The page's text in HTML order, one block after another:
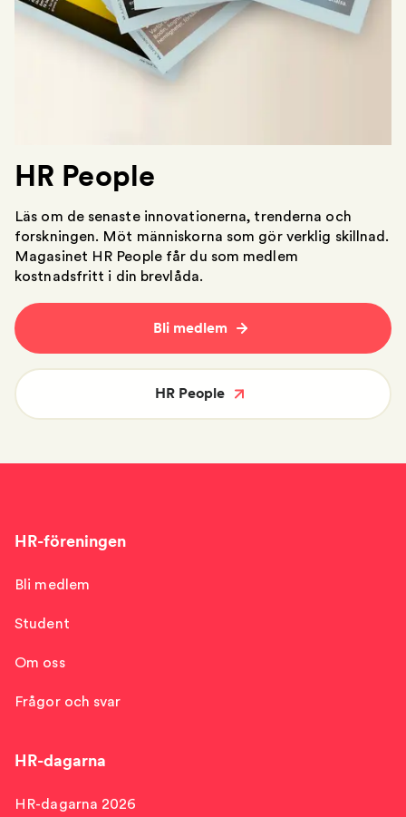
HR People
Läs om de senaste innovationerna, trenderna och
forskningen. Möt människorna som gör verklig skillnad.
Magasinet HR People får du som medlem
kostnadsfritt i din brevlåda.
Bli medlem
HR People
HR-föreningen
Bli medlem
Student
Om oss
Frågor och svar
HR-dagarna
HR-dagarna 2026